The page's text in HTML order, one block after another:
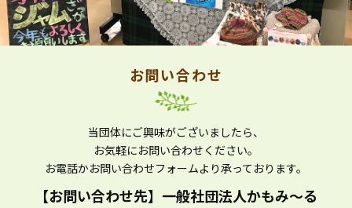
お問い合わせ
当団体にご興味がございましたら、
お気軽にお問い合わせください。
お電話かお問い合わせフォームより承っております。
【お問い合わせ先】 一般社団法人かもみ～る